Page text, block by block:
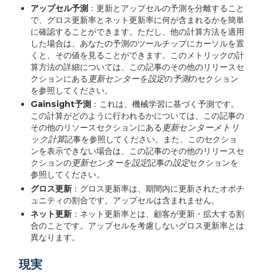
アップセル予測 ：更新とアップセルの予測を分離すること
で、グロス更新率とネット更新率に何が含まれるかを簡単
に確認することができます。ただし、他の計算方法を適用
した場合は、あなたの予測のツールチップにカーソルを置
くと、その値を見ることができます。このメトリックの計
算方法の詳細については、この記事のその他のリリースセ
クションにある 更新センターを設定の予測のセクション
を参照してください。
Gainsight予測 ：これは、機械学習に基づく予測です。
この計算がどのように行われるかについては、この記事の
その他のリソースセクションにある 更新センターメトリ
ック計算記事を参照してください。また、このセクショ
ンを表示できない場合は、この記事のその他のリリースセ
クションの更新センターを設定記事の設定セクションを
参照してください。
グロス更新：グロス更新率は、期間内に更新されたオポチ
ュニティの割合です。アップセルは含まれません。
ネット更新：ネット更新率とは、顧客が更新・拡大する割
合のことです。アップセルを考慮しないグロス更新率とは
異なります。
現実